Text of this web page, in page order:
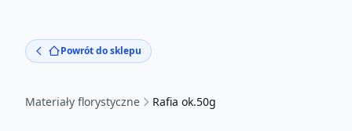
Powrót do sklepu
Materiały florystyczne Rafia ok.50g